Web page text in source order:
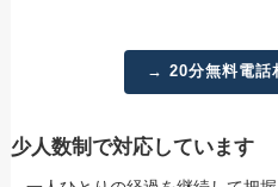
→ 20分無料電話
少人数制で対応しています